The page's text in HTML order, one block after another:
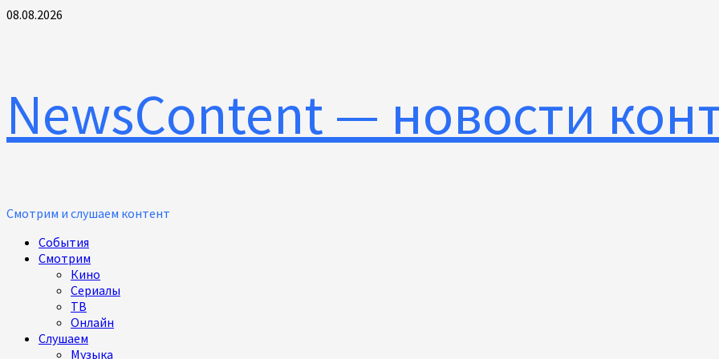
Перейти
08.08.2026
NewsContent — новости
Смотрим и слушаем контент
Основное
меню
События
Смотрим
Кино
Сериалы
ТВ
Онлайн
Слушаем
Музыка